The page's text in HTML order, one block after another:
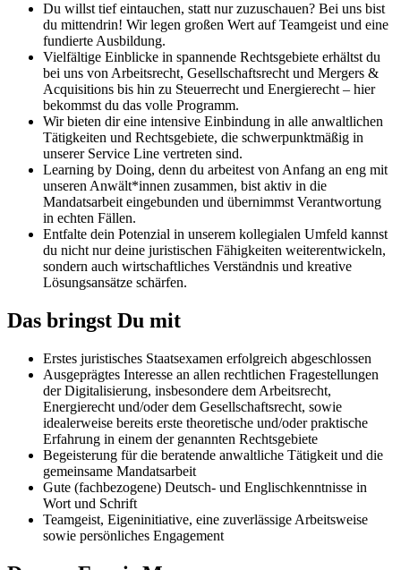
Du willst tief eintauchen, statt nur zuzuschauen? Bei uns bist
du mittendrin! Wir legen großen Wert auf Teamgeist und eine
fundierte Ausbildung.
Vielfältige Einblicke in spannende Rechtsgebiete erhältst du
bei uns von Arbeitsrecht, Gesellschaftsrecht und Mergers &
Acquisitions bis hin zu Steuerrecht und Energierecht – hier
bekommst du das volle Programm.
Wir bieten dir eine intensive Einbindung in alle anwaltlichen
Tätigkeiten und Rechtsgebiete, die schwerpunktmäßig in
unserer Service Line vertreten sind.
Learning by Doing, denn du arbeitest von Anfang an eng mit
unseren Anwält*innen zusammen, bist aktiv in die
Mandatsarbeit eingebunden und übernimmst Verantwortung
in echten Fällen.
Entfalte dein Potenzial in unserem kollegialen Umfeld kannst
du nicht nur deine juristischen Fähigkeiten weiterentwickeln,
sondern auch wirtschaftliches Verständnis und kreative
Lösungsansätze schärfen.
Das bringst Du mit
Erstes juristisches Staatsexamen erfolgreich abgeschlossen
Ausgeprägtes Interesse an allen rechtlichen Fragestellungen
der Digitalisierung, insbesondere dem Arbeitsrecht,
Energierecht und/oder dem Gesellschaftsrecht, sowie
idealerweise bereits erste theoretische und/oder praktische
Erfahrung in einem der genannten Rechtsgebiete
Begeisterung für die beratende anwaltliche Tätigkeit und die
gemeinsame Mandatsarbeit
Gute (fachbezogene) Deutsch- und Englischkenntnisse in
Wort und Schrift
Teamgeist, Eigeninitiative, eine zuverlässige Arbeitsweise
sowie persönliches Engagement